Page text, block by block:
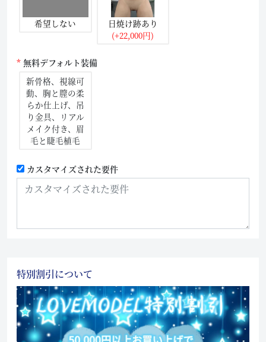
希望しない
日焼け跡あり
(+22,000円)
無料デフォルト装備
新骨格、視線可
動、胸と膣の柔
らか仕上げ、吊
り金具、リアル
メイク付き、眉
毛と睫毛植毛
カスタマイズされた要件
特別割引について